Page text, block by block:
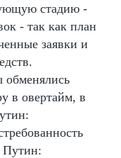
стадию -
- так как план
заявки и
обменялись
в овертайм, в
Путин: